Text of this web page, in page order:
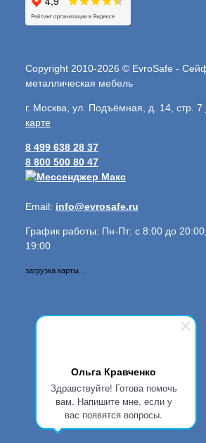
Ольга Кравченко
Здравствуйте! Готова помочь
вам. Напишите мне, если у
вас появятся вопросы.
Copyright 2010-2026 © EvroSafe -
металлическая мебель
г. Москва, ул. Подъёмная, д. 14, стр. 7
карте
8 499 638 28 37
8 800 500 80 47
Email: info@evrosafe.ru
График работы: Пн-Пт: с 8:00 до
19:00
загрузка карты...